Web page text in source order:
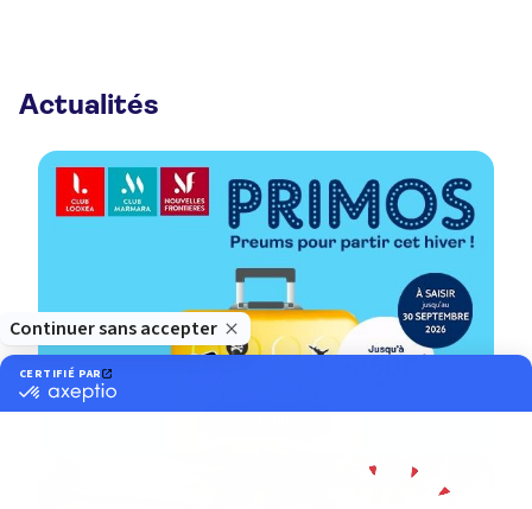
Prendre rendez-vous
Agence de voyage TUI STORE Pont-A-Marcq
Fermé.Ouvre demain à 10:00
181 Rue nationale 59710 Pont-À-Marcq
Actualités